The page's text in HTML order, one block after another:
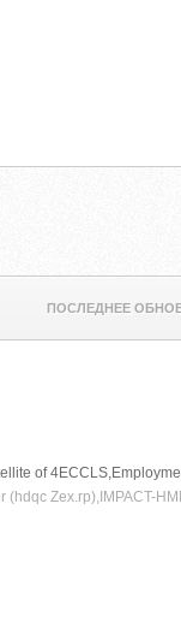
ПОСЛЕДНЕЕ
of
Zex.rp),IMPACT-